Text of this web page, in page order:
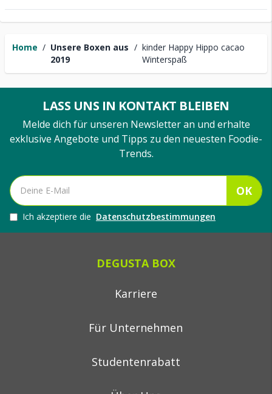
Home / Unsere Boxen aus
2019
/ kinder Happy Hippo cacao
Winterspaß
LASS UNS IN KONTAKT BLEIBEN
Melde dich für unseren Newsletter an und erhalte
exklusive Angebote und Tipps zu den neuesten Foodie-
Trends.
OK
Ich akzeptiere die Datenschutzbestimmungen
DEGUSTA BOX
Karriere
Für Unternehmen
Studentenrabatt